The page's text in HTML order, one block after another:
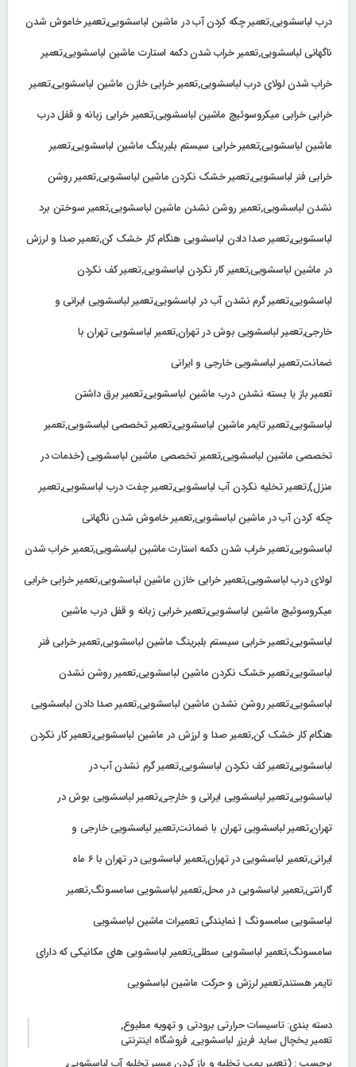
درب لباسشویی,تعمیر چکه کردن آب در ماشین لباسشویی,تعمیر خاموش شدن
ناگهانی لباسشویی,تعمیر خراب شدن دکمه استارت ماشین لباسشویی,تعمیر
خراب شدن لولای درب لباسشویی,تعمیر خرابی خازن ماشین لباسشویی,تعمیر
خرابی خرابی میکروسوئیچ ماشین لباسشویی,تعمیر خرابی زبانه و قفل درب
ماشین لباسشویی,تعمیر خرابی سیستم بلبرینگ ماشین لباسشویی,تعمیر
خرابی فنر لباسشویی,تعمیر خشک نکردن ماشین لباسشویی,تعمیر روشن
نشدن لباسشویی,تعمیر روشن نشدن ماشین لباسشویی,تعمیر سوختن برد
لباسشویی,تعمیر صدا دادن لباسشویی هنگام کار خشک کن,تعمیر صدا و لرزش
در ماشین لباسشویی,تعمیر کار نکردن لباسشویی,تعمیر کف نکردن
لباسشویی,تعمیر گرم نشدن آب در لباسشویی,تعمیر لباسشویی ایرانی و
خارجی,تعمیر لباسشویی بوش در تهران,تعمیر لباسشویی تهران با
ضمانت,تعمیر لباسشویی خارجی و ایرانی
تعمیر باز یا بسته نشدن درب ماشین لباسشویی,تعمیر برق داشتن
لباسشویی,تعمیر تایمر ماشین لباسشویی,تعمیر تخصصی لباسشویی,تعمیر
تخصصی ماشین لباسشویی,تعمیر تخصصی ماشین لباسشویی (خدمات در
منزل),تعمیر تخلیه نکردن آب لباسشویی,تعمیر چفت درب لباسشویی,تعمیر
چکه کردن آب در ماشین لباسشویی,تعمیر خاموش شدن ناگهانی
لباسشویی,تعمیر خراب شدن دکمه استارت ماشین لباسشویی,تعمیر خراب شدن
لولای درب لباسشویی,تعمیر خرابی خازن ماشین لباسشویی,تعمیر خرابی خرابی
میکروسوئیچ ماشین لباسشویی,تعمیر خرابی زبانه و قفل درب ماشین
لباسشویی,تعمیر خرابی سیستم بلبرینگ ماشین لباسشویی,تعمیر خرابی فنر
لباسشویی,تعمیر خشک نکردن ماشین لباسشویی,تعمیر روشن نشدن
لباسشویی,تعمیر روشن نشدن ماشین لباسشویی,تعمیر صدا دادن لباسشویی
هنگام کار خشک کن,تعمیر صدا و لرزش در ماشین لباسشویی,تعمیر کار نکردن
لباسشویی,تعمیر کف نکردن لباسشویی,تعمیر گرم نشدن آب در
لباسشویی,تعمیر لباسشویی ایرانی و خارجی,تعمیر لباسشویی بوش در
تهران,تعمیر لباسشویی تهران با ضمانت,تعمیر لباسشویی خارجی و
ایرانی,تعمیر لباسشویی در تهران,تعمیر لباسشویی در تهران با 6 ماه
گارانتی,تعمیر لباسشویی در محل,تعمیر لباسشویی سامسونگ,تعمیر
لباسشویی سامسونگ | نمایندگی تعمیرات ماشین لباسشویی
سامسونگ,تعمیر لباسشویی سطلی,تعمیر لباسشویی های مکانیکی که دارای
تایمر هستند,تعمیر لرزش و حرکت ماشین لباسشویی
دسته بندی:تاسیسات حرارتی برودتی و تهویه مطبوع,
تعمیر یخچال ساید فریزر لباسشویی, فروشگاه اینترنتی
برچسب :(تعمیر پمپ تخلیه و باز کردن مسیر تخلیه آب لباسشویی,